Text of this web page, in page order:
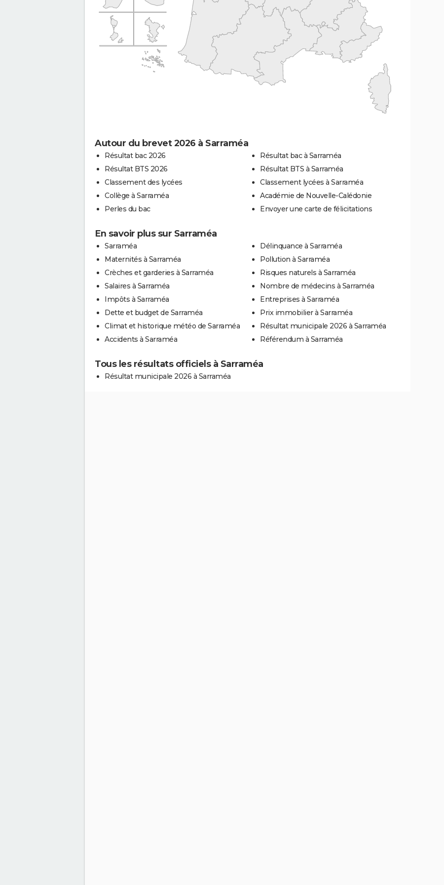
Autour du brevet 2026 à Sarraméa
Résultat bac 2026
Résultat BTS 2026
Classement des lycées
Collège à Sarraméa
Perles du bac
Résultat bac à Sarraméa
Résultat BTS à Sarraméa
Classement lycées à Sarraméa
Académie de Nouvelle-Calédonie
Envoyer une carte de félicitations
En savoir plus sur Sarraméa
Sarraméa
Maternités à Sarraméa
Crèches et garderies à Sarraméa
Salaires à Sarraméa
Impôts à Sarraméa
Dette et budget de Sarraméa
Climat et historique météo de Sarraméa
Accidents à Sarraméa
Délinquance à Sarraméa
Pollution à Sarraméa
Risques naturels à Sarraméa
Nombre de médecins à Sarraméa
Entreprises à Sarraméa
Prix immobilier à Sarraméa
Résultat municipale 2026 à Sarraméa
Référendum à Sarraméa
Tous les résultats officiels à Sarraméa
Résultat municipale 2026 à Sarraméa